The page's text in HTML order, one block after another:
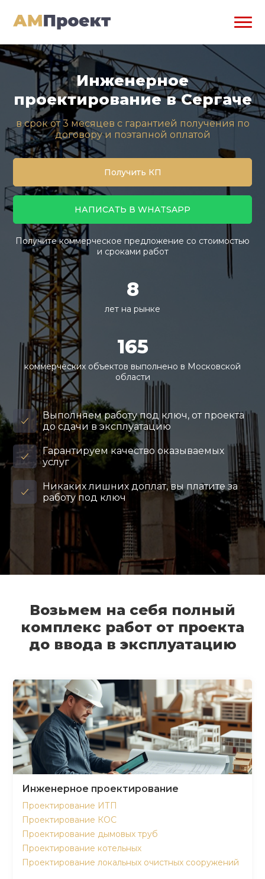
Инженерное
проектирование в Сергаче
в срок от 3 месяцев с гарантией получения по
договору и поэтапной оплатой
Получить КП
НАПИСАТЬ В WHATSAPP
Получите коммерческое предложение со стоимостью
и сроками работ
8
лет на рынке
165
коммерческих объектов выполнено в Московской
области
Выполняем работу под ключ, от проекта
до сдачи в эксплуатацию
Гарантируем качество оказываемых
услуг
Никаких лишних доплат, вы платите за
работу под ключ
Возьмем на себя полный
комплекс работ от проекта
до ввода в эксплуатацию
Инженерное проектирование
Проектирование ИТП
Проектирование КОС
Проектирование дымовых труб
Проектирование котельных
Проектирование локальных очистных сооружений